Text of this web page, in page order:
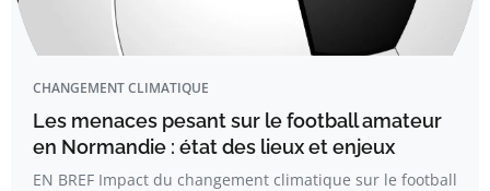
CHANGEMENT CLIMATIQUE
Les menaces pesant sur le football amateur
en Normandie : état des lieux et enjeux
EN BREF Impact du changement climatique sur le football